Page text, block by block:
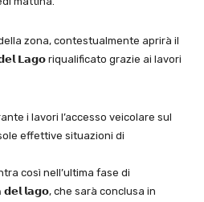
zona, contestualmente aprirà il
𝗟𝗮𝗴𝗼 riqualificato grazie ai lavori
i lavori l’accesso veicolare sul
effettive situazioni di
così nell’ultima fase di
𝗱𝗲𝗹 𝗹𝗮𝗴𝗼, che sarà conclusa in